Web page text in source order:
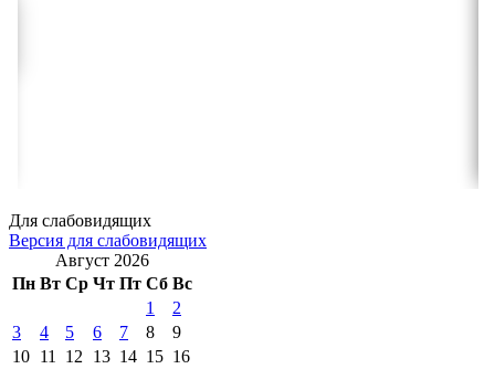
Для слабовидящих
Версия для слабовидящих
Август 2026
Пн Вт Ср Чт Пт Сб Вс
1
2
3
4 5 6 7 8
9
10 11 12 13 14 15 16